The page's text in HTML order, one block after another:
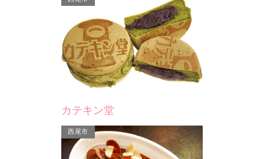
カテキン堂
西尾市